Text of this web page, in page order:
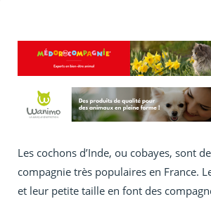
Les cochons d’Inde, ou cobayes, sont
compagnie très populaires en France.
et leur petite taille en font des